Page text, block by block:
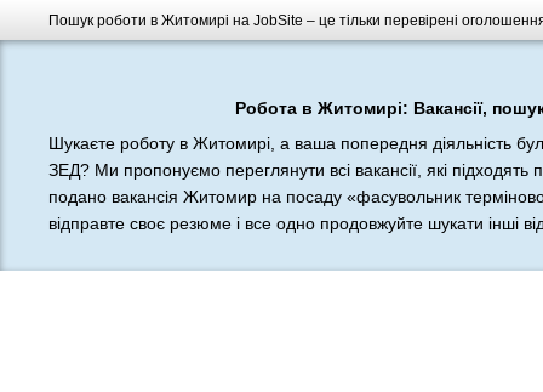
Пошук роботи в Житомирі на JobSite – це тільки перевірені
Робота в Житомирі: Вакансії,
Шукаєте роботу в Житомирі, а ваша попередня діяльність
ЗЕД? Ми пропонуємо переглянути всі вакансії, які підходять
подано вакансія Житомир на посаду «фасувольник
відправте своє резюме і все одно продовжуйте шукати інші